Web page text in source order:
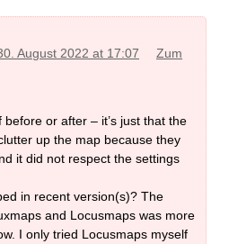
August 2022 at 17:07
Zum
or after – it’s just that the
up the map because they
it did not respect the settings
in recent version(s)? The
and Locusmaps was more
I only tried Locusmaps myself